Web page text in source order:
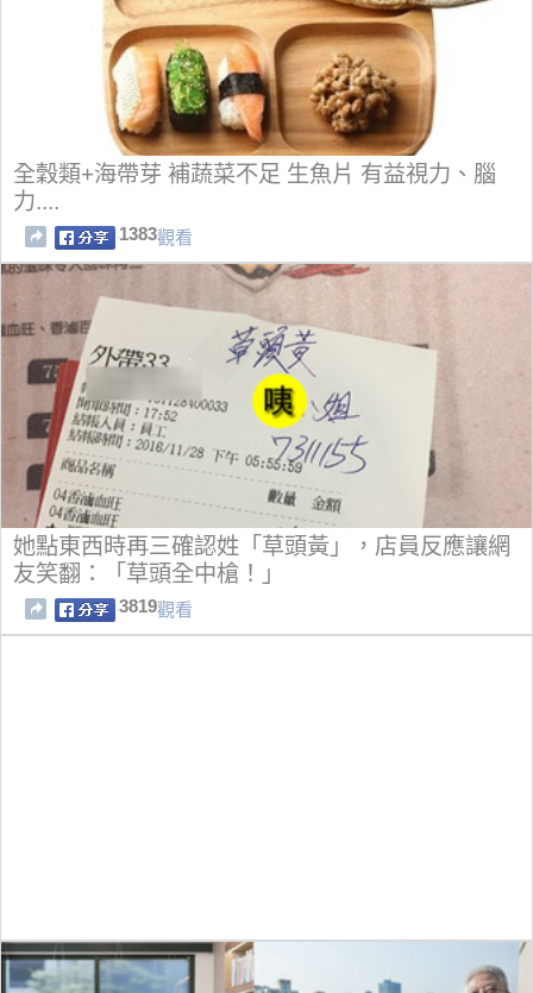
全穀類+海帶芽 補蔬菜不足 生魚片 有益視力、腦
力....
1383觀看
她點東西時再三確認姓「草頭黃」，店員反應讓網
友笑翻：「草頭全中槍！」
3819觀看